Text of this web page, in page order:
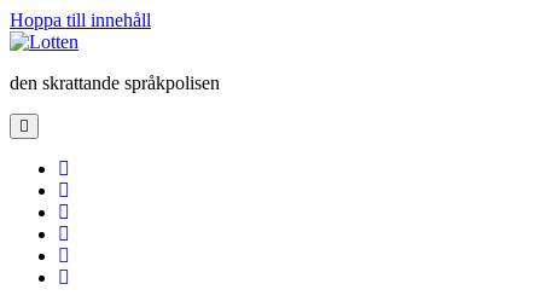
Hoppa till innehåll
Lotten
den skrattande språkpolisen
öppna
primär